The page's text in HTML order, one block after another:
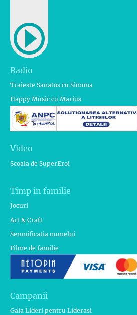
Radio
Traieste Sanatos cu Simona
Happy Music cu Marius
Video
Scoala de SuperEroi
Timp in familie
Jocuri
Art & Craft
Semnificatia numelui
Filme de familie
Campanii
Gala Lideri pentru Liderasi